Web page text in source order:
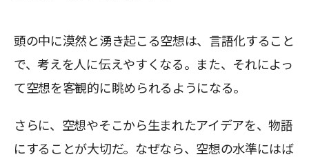
頭の中に漠然と湧き起こる空想は、言語化すること
で、考えを人に伝えやすくなる。また、それによっ
て空想を客観的に眺められるようになる。
さらに、空想やそこから生まれたアイデアを、物語
にすることが大切だ。なぜなら、空想の水準にはば